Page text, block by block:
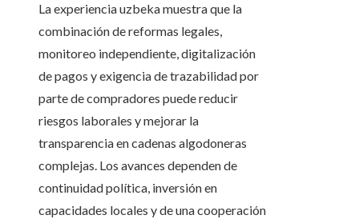
La experiencia uzbeka muestra que la
combinación de reformas legales,
monitoreo independiente, digitalización
de pagos y exigencia de trazabilidad por
parte de compradores puede reducir
riesgos laborales y mejorar la
transparencia en cadenas algodoneras
complejas. Los avances dependen de
continuidad política, inversión en
capacidades locales y de una cooperación